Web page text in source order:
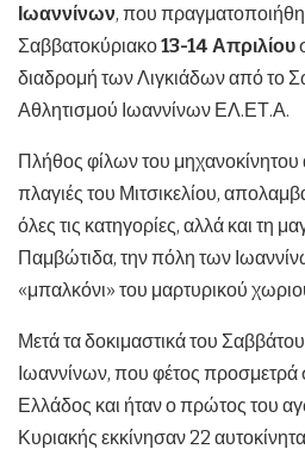
Ιωαννίνων, που
Σαββατοκύριακο13-14 Απριλίου
διαδρομή των Λιγκιάδων από το
Αθλητισμού Ιωαννίνων ΕΛ.ΕΤ.Α.
Πλήθος φίλων του μηχανοκίνητου
πλαγιές του Μιτσικελίου,
όλες τις κατηγορίες, αλλά και τη
Παμβώτιδα, την πόλη των
«μπαλκόνι» του μαρτυρικού
Μετά τα δοκιμαστικά του
Ιωαννίνων, που φέτος
Ελλάδος και ήταν ο πρώτος του
Κυριακής εκκίνησαν 22